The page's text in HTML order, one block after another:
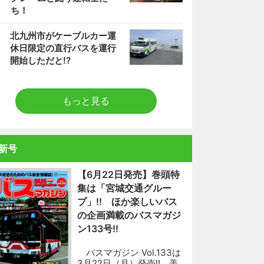
ち！
北九州市がケーブルカー運
休日限定の直行バスを運行
開始しただと!?
もっと見る
号
【6月22日発売】巻頭特
集は「宮城交通グルー
プ」!! ほか楽しいバス
の企画満載のバスマガジ
ン133号!!
バスマガジン Vol.133は